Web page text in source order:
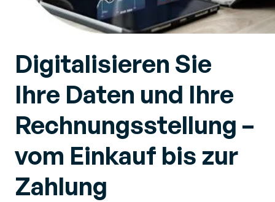
Digitalisieren Sie
Ihre Daten und Ihre
Rechnungsstellung –
vom Einkauf bis zur
Zahlung